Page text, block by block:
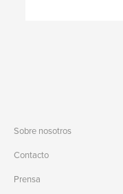
Sobre nosotros
Contacto
Prensa